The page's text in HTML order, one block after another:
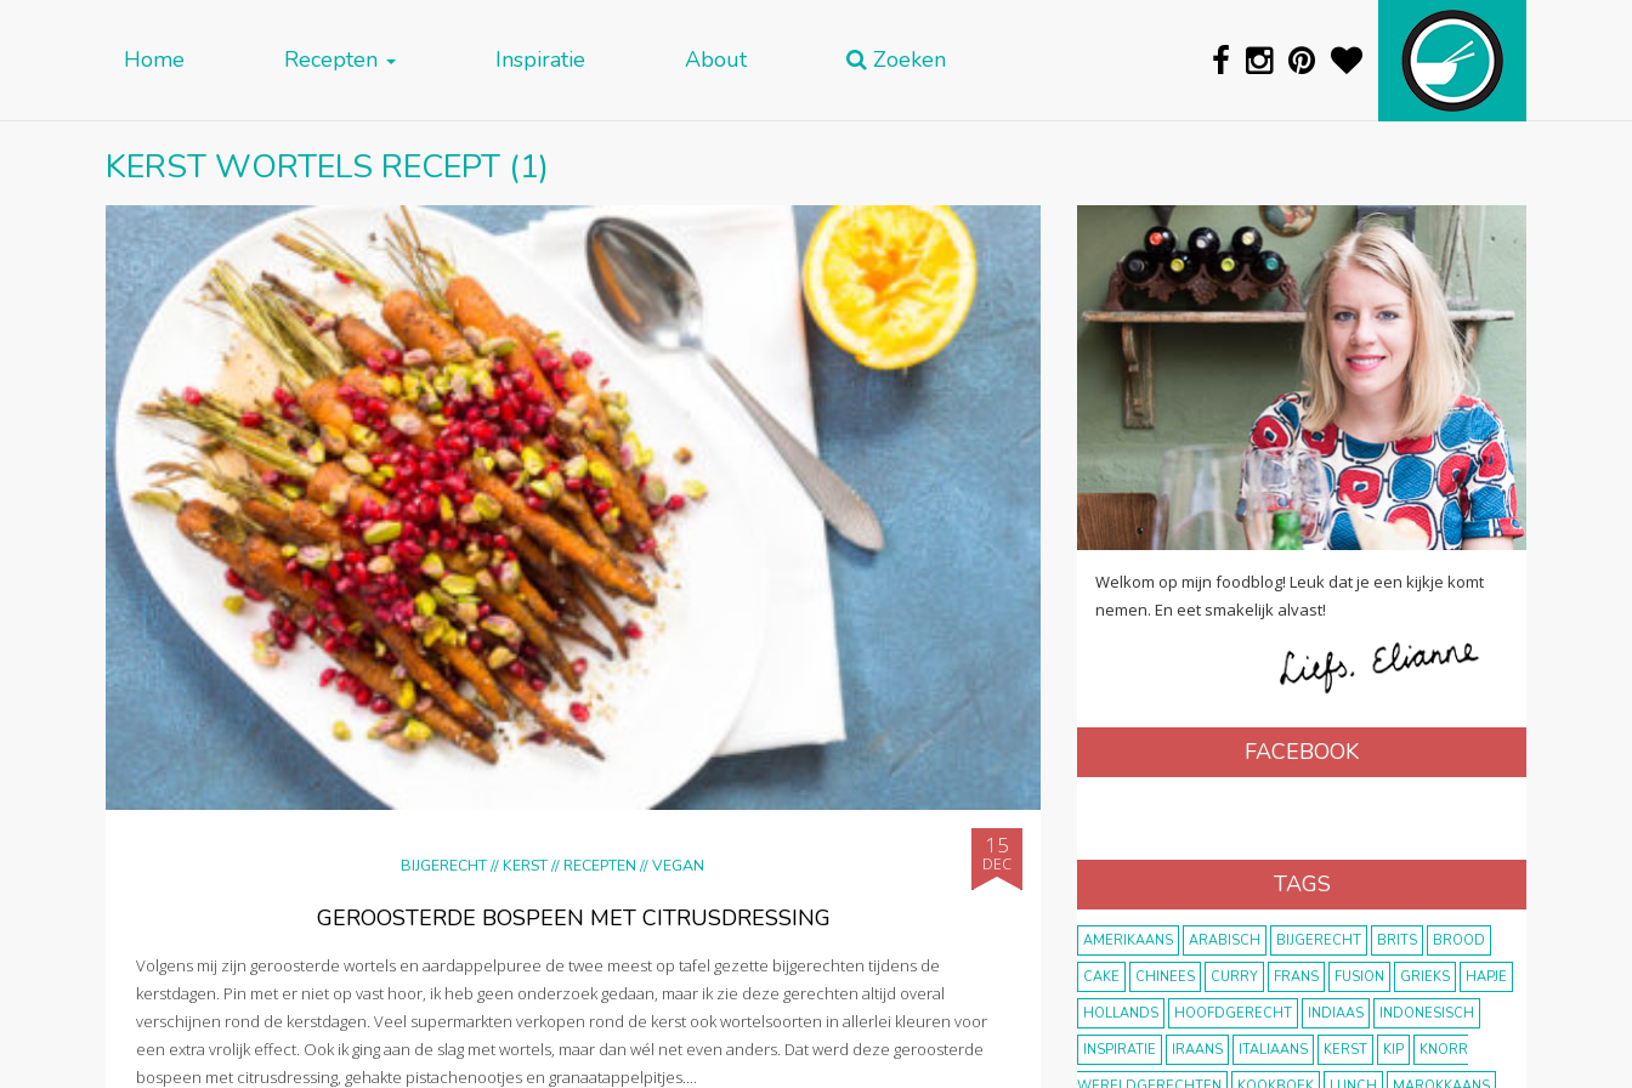
Home Recepten Inspiratie About Zoeken
KERST WORTELS RECEPT (1)
BIJGERECHT//KERST//RECEPTEN //VEGAN
15
DEC
GEROOSTERDE BOSPEEN MET CITRUSDRESSING
Volgens mij zijn geroosterde wortels en aardappelpuree de twee meest op tafel gezette bijgerechten tijdens de
kerstdagen. Pin met er niet op vast hoor, ik heb geen onderzoek gedaan, maar ik zie deze gerechten altijd overal
verschijnen rond de kerstdagen. Veel supermarkten verkopen rond de kerst ook wortelsoorten in allerlei kleuren voor
een extra vrolijk effect. Ook ik ging aan de slag met wortels, maar dan wél net even anders. Dat werd deze geroosterde
bospeen met citrusdressing, gehakte pistachenootjes en granaatappelpitjes....
Welkom op mijn foodblog! Leuk dat je een kijkje komt
nemen. En eet smakelijk alvast!
FACEBOOK
TAGS
AMERIKAANS ARABISCH BIJGERECHT BRITS
BROOD
CAKE
CHINEES CURRY FRANS FUSION GRIEKS
HAPJE
HOLLANDS
HOOFDGERECHT INDIAAS
INDONESISCH
INSPIRATIE
IRAANS ITALIAANS KERST KIP
KNORR